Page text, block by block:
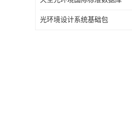
光环境设计系统基础包